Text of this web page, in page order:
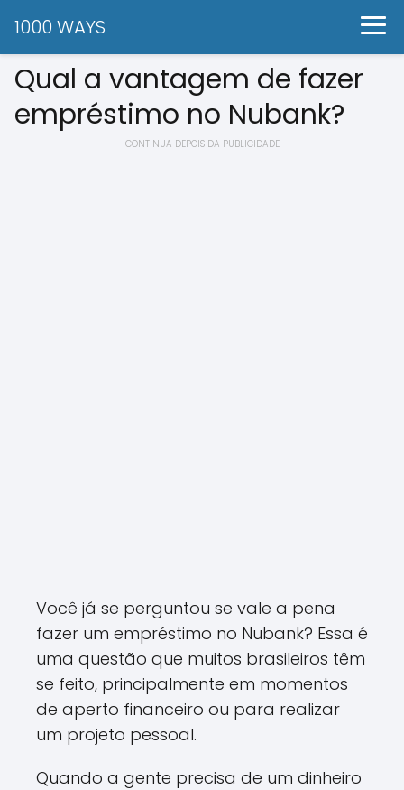
1000 WAYS
Qual a vantagem de fazer
empréstimo no Nubank?
CONTINUA DEPOIS DA PUBLICIDADE
Você já se perguntou se vale a pena
fazer um empréstimo no Nubank? Essa é
uma questão que muitos brasileiros têm
se feito, principalmente em momentos
de aperto financeiro ou para realizar
um projeto pessoal.
Quando a gente precisa de um dinheiro